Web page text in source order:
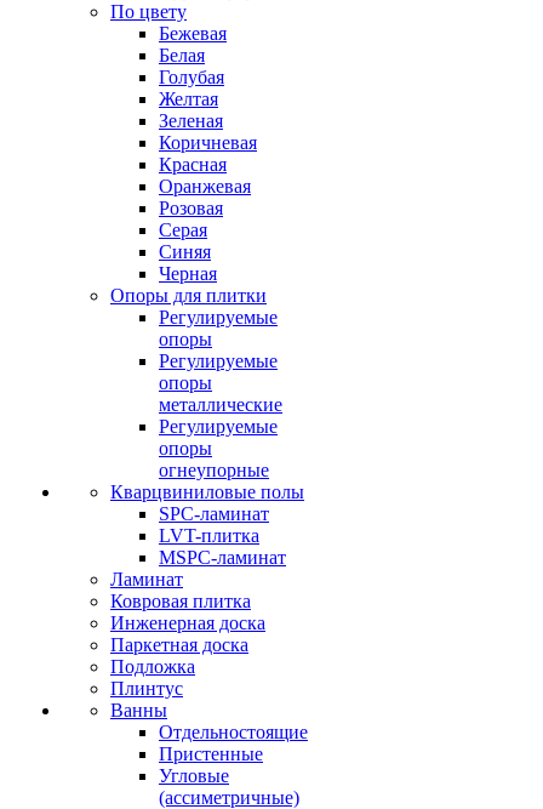
По цвету
Бежевая
Белая
Голубая
Желтая
Зеленая
Коричневая
Красная
Оранжевая
Розовая
Серая
Синяя
Черная
Опоры для плитки
Регулируемые
опоры
Регулируемые
опоры
металлические
Регулируемые
опоры
огнеупорные
Кварцвиниловые полы
SPC-ламинат
LVT-плитка
MSPC-ламинат
Ламинат
Ковровая плитка
Инженерная доска
Паркетная доска
Подложка
Плинтус
Ванны
Отдельностоящие
Пристенные
Угловые
(ассиметричные)